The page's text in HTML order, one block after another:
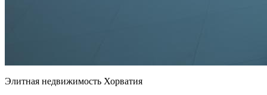
Элитная недвижимость Хорватия